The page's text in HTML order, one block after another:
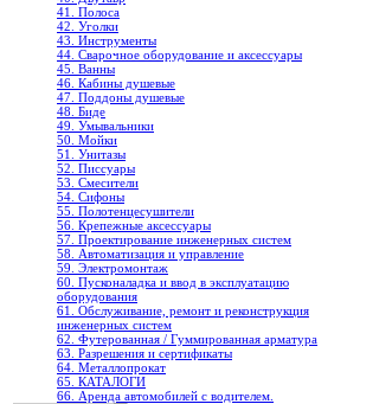
41. Полоса
42. Уголки
43. Инструменты
44. Сварочное оборудование и аксессуары
45. Ванны
46. Кабины душевые
47. Поддоны душевые
48. Биде
49. Умывальники
50. Мойки
51. Унитазы
52. Писсуары
53. Смесители
54. Сифоны
55. Полотенцесушители
56. Крепежные аксессуары
57. Проектирование инженерных систем
58. Автоматизация и управление
59. Электромонтаж
60. Пусконаладка и ввод в эксплуатацию
оборудования
61. Обслуживание, ремонт и реконструкция
инженерных систем
62. Футерованная / Гуммированная арматура
63. Разрешения и сертификаты
64. Металлопрокат
65. КАТАЛОГИ
66. Аренда автомобилей с водителем.